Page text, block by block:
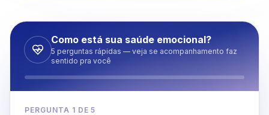
Como está sua saúde emocional?
5 perguntas rápidas — veja se acompanhamento faz
sentido pra você
PERGUNTA 1 DE5